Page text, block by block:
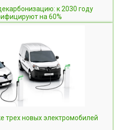
к 2030 году
на 60%
трех новых электромобилей